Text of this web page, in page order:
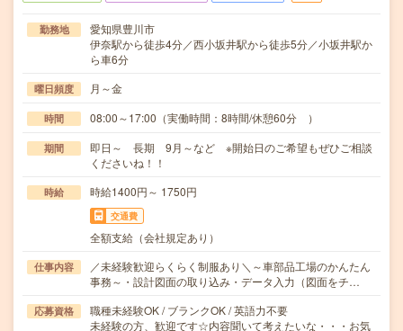
勤務地
愛知県豊川市
伊奈駅から徒歩4分／西小坂井駅から徒歩5分／小坂井駅か
ら車6分
曜日頻度 月～金
時間 08:00～17:00（実働時間：8時間/休憩60分 ）
期間
即日～ 長期 9月～など ※開始日のご希望もぜひご相談
くださいね！！
時給 時給1400円～ 1750円
交通費
全額支給（会社規定あり）
仕事内容
／未経験歓迎らくらく制服あり＼～車部品工場のかんたん
事務～・設計図面の取り込み・データ入力（図面をチ…
応募資格
職種未経験OK / ブランクOK / 英語力不要
未経験の方、歓迎です☆内容聞いて考えたいな・・・お気